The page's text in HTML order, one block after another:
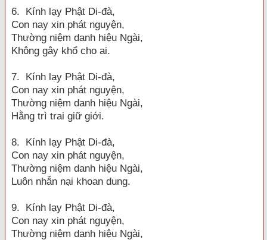
6. Kính lạy Phật Di-đà,
Con nay xin phát nguyện,
Thường niệm danh hiệu Ngài,
Không gây khổ cho ai.
7. Kính lạy Phật Di-đà,
Con nay xin phát nguyện,
Thường niệm danh hiệu Ngài,
Hằng trì trai giữ giới.
8. Kính lạy Phật Di-đà,
Con nay xin phát nguyện,
Thường niệm danh hiệu Ngài,
Luôn nhẫn nại khoan dung.
9. Kính lạy Phật Di-đà,
Con nay xin phát nguyện,
Thường niệm danh hiệu Ngài,